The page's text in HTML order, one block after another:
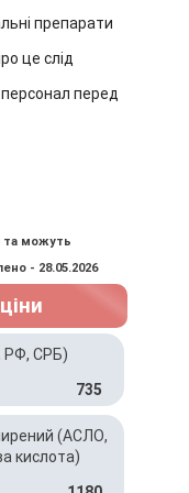
препарати
це слід
перед
та можуть
- 28.05.2026
РФ, СРБ)
735
кислота)